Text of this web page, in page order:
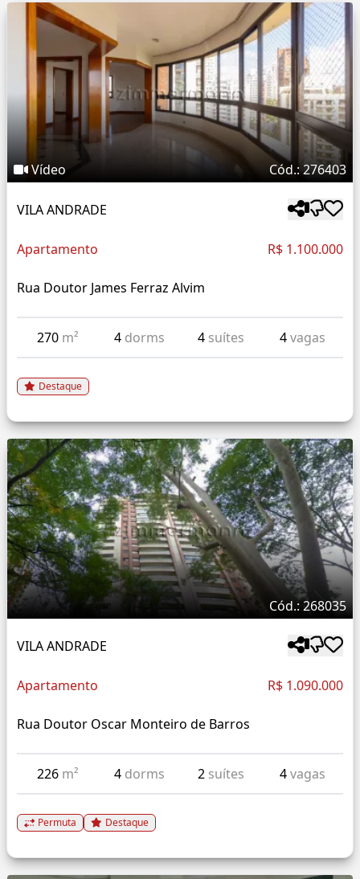
Vídeo Cód.: 276403
VILA ANDRADE
Apartamento R$ 1.100.000
Rua Doutor James Ferraz Alvim
270 m² 4 dorms 4 suítes 4vagas
Destaque
Cód.: 268035
VILA ANDRADE
Apartamento R$ 1.090.000
Rua Doutor Oscar Monteiro de Barros
226 m² 4 dorms 2 suítes 4vagas
Permuta Destaque